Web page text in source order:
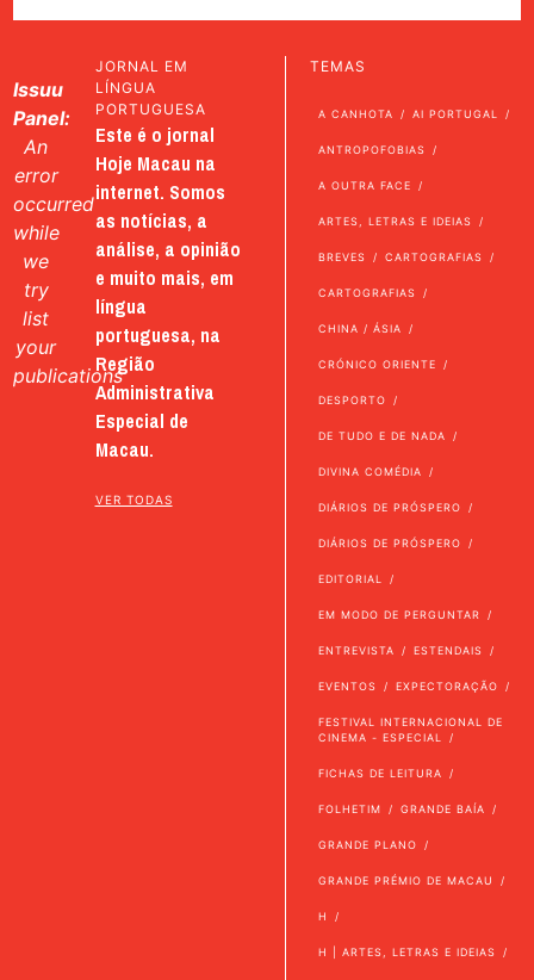
Issuu
Panel:
An
error
occurred
while
we
try
list
your
publications
JORNAL EM
LÍNGUA
PORTUGUESA
Este é o jornal
Hoje Macau na
internet. Somos
as notícias, a
análise, a opinião
e muito mais, em
língua
portuguesa, na
Região
Administrativa
Especial de
Macau.
VER TODAS
TEMAS
A CANHOTA AI PORTUGAL
ANTROPOFOBIAS
A OUTRA FACE
ARTES, LETRAS E IDEIAS
BREVES CARTOGRAFIAS
CARTOGRAFIAS
CHINA / ÁSIA
CRÓNICO ORIENTE
DESPORTO
DE TUDO E DE NADA
DIVINA COMÉDIA
DIÁRIOS DE PRÓSPERO
DIÁRIOS DE PRÓSPERO
EDITORIAL
EM MODO DE PERGUNTAR
ENTREVISTA ESTENDAIS
EVENTOS EXPECTORAÇÃO
FESTIVAL INTERNACIONAL DE
CINEMA - ESPECIAL
FICHAS DE LEITURA
FOLHETIM GRANDE BAÍA
GRANDE PLANO
GRANDE PRÉMIO DE MACAU
H
H | ARTES, LETRAS E IDEIAS